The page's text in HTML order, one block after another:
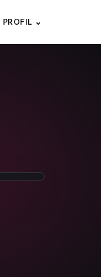
PROFIL ⌄